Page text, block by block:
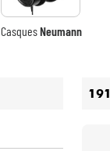
CasquesNeumann
191